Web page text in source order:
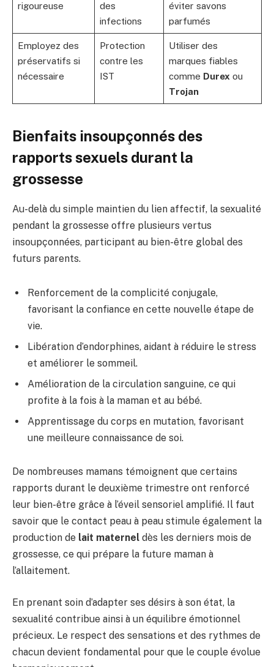
rigoureuse
des
infections
éviter savons
parfumés
Employez des
préservatifs si
nécessaire
Protection
contre les
IST
Utiliser des
marques fiables
comme Durex ou
Trojan
Bienfaits insoupçonnés des
rapports sexuels durant la
grossesse
Au-delà du simple maintien du lien affectif, la sexualité
pendant la grossesse offre plusieurs vertus
insoupçonnées, participant au bien-être global des
futurs parents.
Renforcement de la complicité conjugale,
favorisant la confiance en cette nouvelle étape de
vie.
Libération d’endorphines, aidant à réduire le stress
et améliorer le sommeil.
Amélioration de la circulation sanguine, ce qui
profite à la fois à la maman et au bébé.
Apprentissage du corps en mutation, favorisant
une meilleure connaissance de soi.
De nombreuses mamans témoignent que certains
rapports durant le deuxième trimestre ont renforcé
leur bien-être grâce à l’éveil sensoriel amplifié. Il faut
savoir que le contact peau à peau stimule également la
production de lait maternel dès les derniers mois de
grossesse, ce qui prépare la future maman à
l’allaitement.
En prenant soin d’adapter ses désirs à son état, la
sexualité contribue ainsi à un équilibre émotionnel
précieux. Le respect des sensations et des rythmes de
chacun devient fondamental pour que le couple évolue